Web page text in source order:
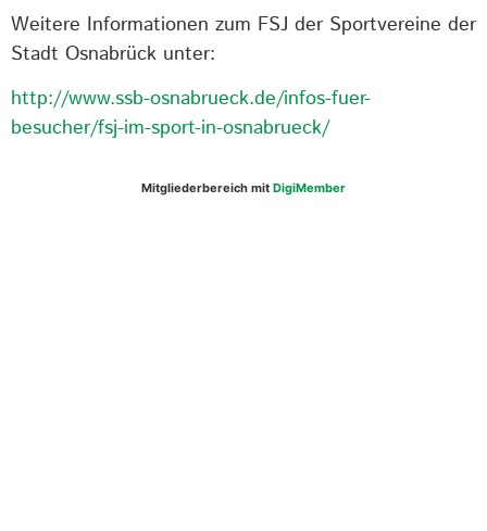
Weitere Informationen zum FSJ der Sportvereine der
Stadt Osnabrück unter:
http://www.ssb-osnabrueck.de/infos-fuer-
besucher/fsj-im-sport-in-osnabrueck/
Mitgliederbereich mit DigiMember